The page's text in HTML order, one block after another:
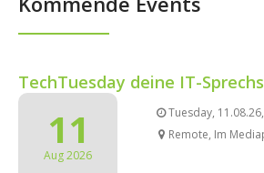
TechTuesday deine IT-
11
Aug 2026
Tuesday,
Remote, Im